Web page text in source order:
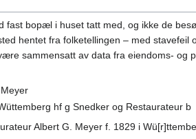
fast bopæl i huset tatt med, og ikke de
hentet fra folketellingen – med stavefeil
sammensatt av data fra eiendoms- og
hf g Snedker og Restaurateur b
Albert G. Meyer f. 1829 i